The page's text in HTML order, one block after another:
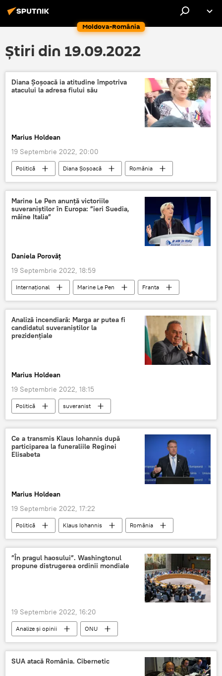
Moldova-România
Știri din 19.09.2022
Diana Şoşoacă ia atitudine împotriva
atacului la adresa fiului său
Marius Holdean
19 Septembrie 2022, 20:00
Politică Diana Șoșoacă
România
Scandal
Marine Le Pen anunţă victoriile
suveraniştilor în Europa: ”ieri Suedia,
mâine Italia”
Daniela Porovăț
19 Septembrie 2022, 18:59
Internaţional Marine Le Pen
Franta
Franța
Suiedia Italia
Analiză incendiară: Marga ar putea fi
candidatul suveraniștilor la
prezidențiale
Marius Holdean
19 Septembrie 2022, 18:15
Politică suveranist
Ce a transmis Klaus Iohannis după
participarea la funeraliile Reginei
Elisabeta
Marius Holdean
19 Septembrie 2022, 17:22
Politică Klaus Iohannis România
”În pragul haosului”. Washingtonul
propune distrugerea ordinii mondiale
19 Septembrie 2022, 16:20
Analize și opinii
ONU
Noua Ordine Mondiala
Adunarea Generală a ONU
SUA atacă România. Cibernetic